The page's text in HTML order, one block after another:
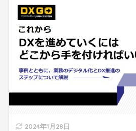
2024年1月28日